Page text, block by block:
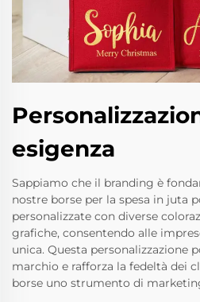
esigenza
Sappiamo che il branding è
nostre borse per la spesa in juta
personalizzate con diverse
grafiche, consentendo alle
unica. Questa personalizzazione
marchio e rafforza la fedeltà dei
borse uno strumento di